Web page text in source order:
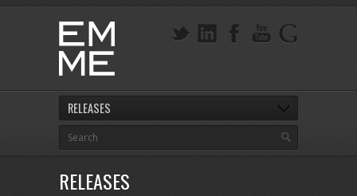
RELEASES
RELEASES